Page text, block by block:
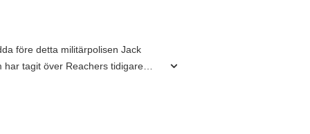
före detta militärpolisen Jack
har tagit över Reachers tidigare
bara är toppen av isberget i en
förflutna som kan förändra allt.